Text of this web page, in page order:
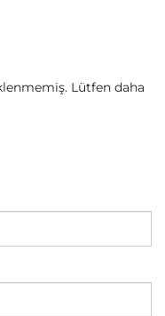
Lütfen daha